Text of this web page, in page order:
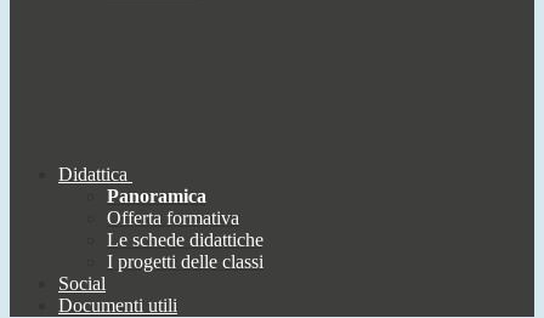
Didattica
Panoramica
Offerta formativa
Le schede didattiche
I progetti delle classi
Social
Documenti utili